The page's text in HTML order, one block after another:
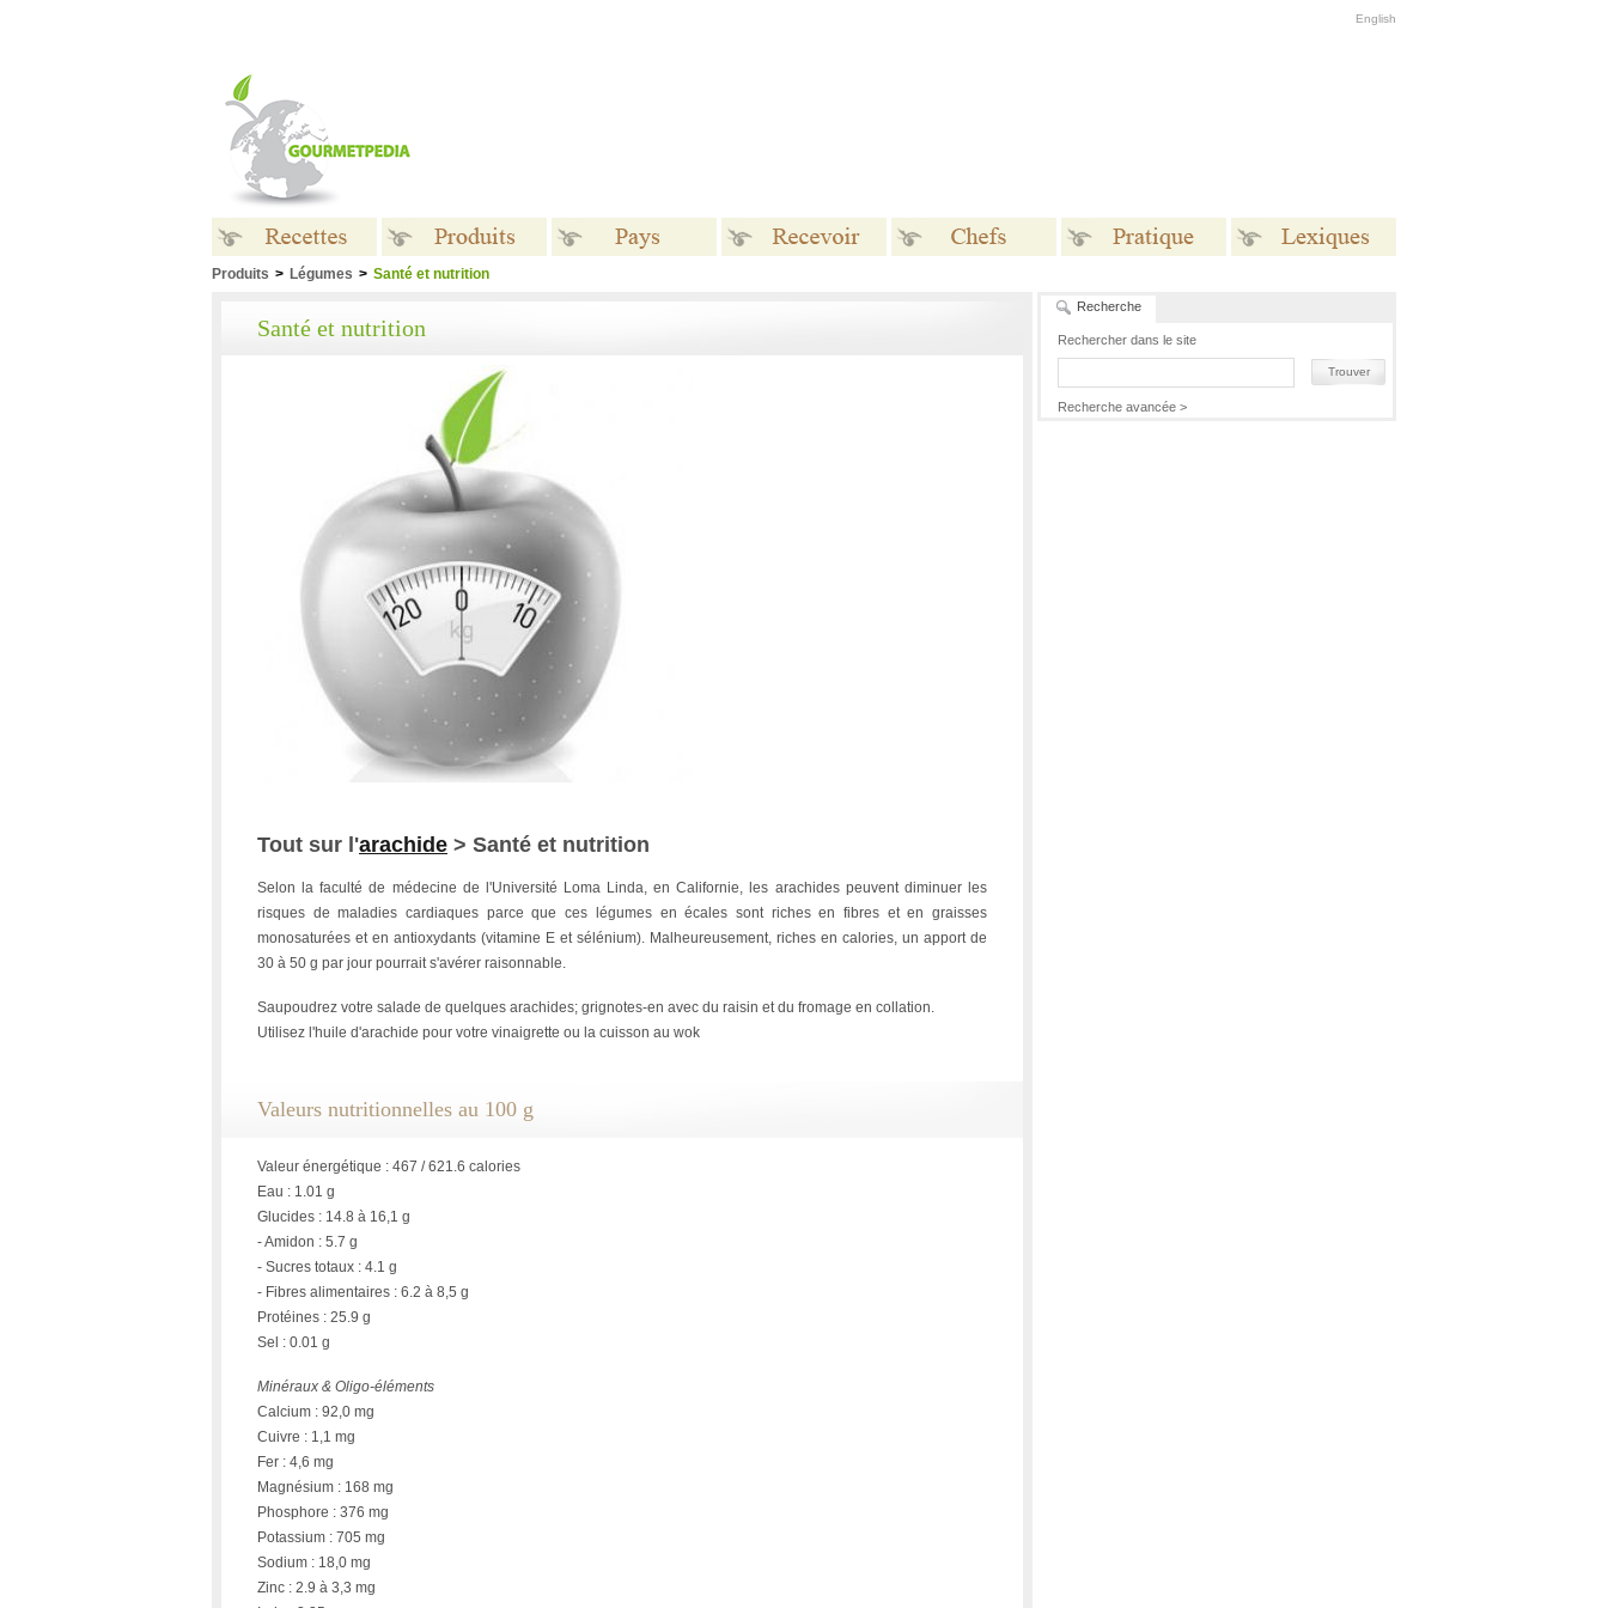
English
Produits > Légumes > Santé et nutrition
Santé et nutrition
Tout sur l'arachide > Santé et nutrition
Selon la faculté de médecine de l'Université Loma Linda, en Californie, les arachides peuvent diminuer les
risques de maladies cardiaques parce que ces légumes en écales sont riches en fibres et en graisses
monosaturées et en antioxydants (vitamine E et sélénium). Malheureusement, riches en calories, un apport de
30 à 50 g par jour pourrait s'avérer raisonnable.
Saupoudrez votre salade de quelques arachides; grignotes-en avec du raisin et du fromage en collation.
Utilisez l'huile d'arachide pour votre vinaigrette ou la cuisson au wok
Valeurs nutritionnelles au 100 g
Valeur énergétique : 467 / 621.6 calories
Eau : 1.01 g
Glucides : 14.8 à 16,1 g
- Amidon : 5.7 g
- Sucres totaux : 4.1 g
- Fibres alimentaires : 6.2 à 8,5 g
Protéines : 25.9 g
Sel : 0.01 g
Minéraux & Oligo-éléments
Calcium : 92,0 mg
Cuivre : 1,1 mg
Fer : 4,6 mg
Magnésium : 168 mg
Phosphore : 376 mg
Potassium : 705 mg
Sodium : 18,0 mg
Zinc : 2.9 à 3,3 mg
Recherche
Rechercher dans le site
Trouver
Recherche avancée >
Recettes Pratique